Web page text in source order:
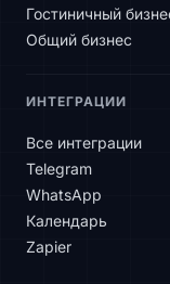
Гостиничный
Общий бизнес
ИНТЕГРАЦИИ
Все интеграции
Telegram
WhatsApp
Календарь
Zapier